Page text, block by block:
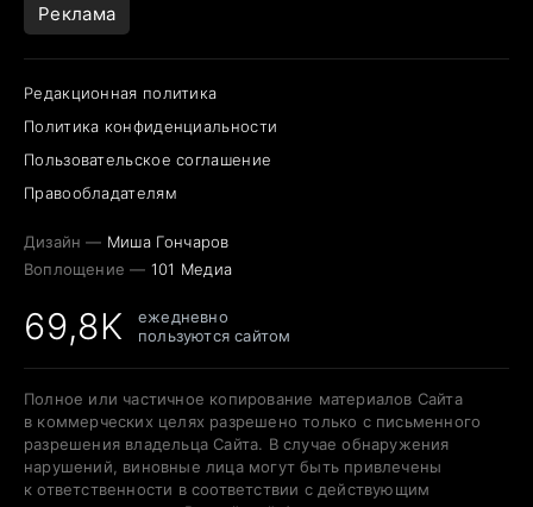
Реклама
Редакционная политика
Политика конфиденциальности
Пользовательское соглашение
Правообладателям
Дизайн — Миша Гончаров
Воплощение — 101 Медиа
69,8K
ежедневно
пользуются сайтом
Полное или частичное копирование материалов Сайта
в коммерческих целях разрешено только с письменного
разрешения владельца Сайта. В случае обнаружения
нарушений, виновные лица могут быть привлечены
к ответственности в соответствии с действующим